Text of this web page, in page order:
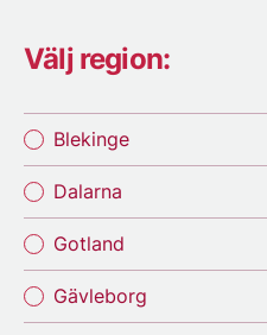
Välj region:
Blekinge
Dalarna
Gotland
Gävleborg